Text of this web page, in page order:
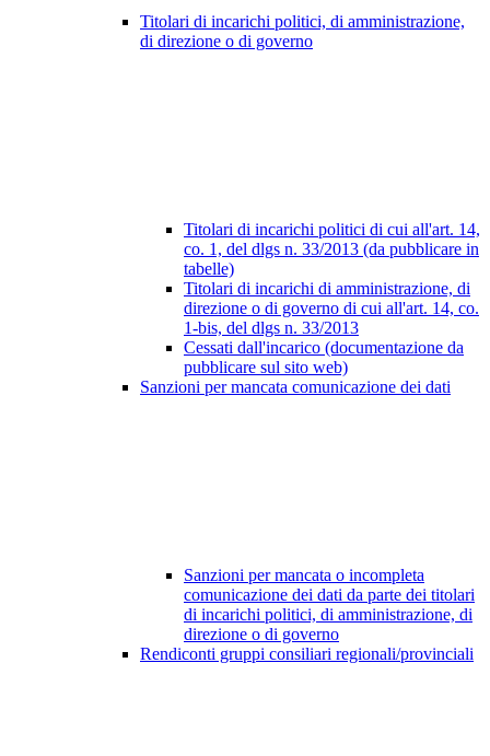
Titolari di incarichi politici, di amministrazione,
di direzione o di governo
Titolari di incarichi politici di cui all'art. 14,
co. 1, del dlgs n. 33/2013 (da pubblicare in
tabelle)
Titolari di incarichi di amministrazione, di
direzione o di governo di cui all'art. 14, co.
1-bis, del dlgs n. 33/2013
Cessati dall'incarico (documentazione da
pubblicare sul sito web)
Sanzioni per mancata comunicazione dei dati
Sanzioni per mancata o incompleta
comunicazione dei dati da parte dei titolari
di incarichi politici, di amministrazione, di
direzione o di governo
Rendiconti gruppi consiliari regionali/provinciali